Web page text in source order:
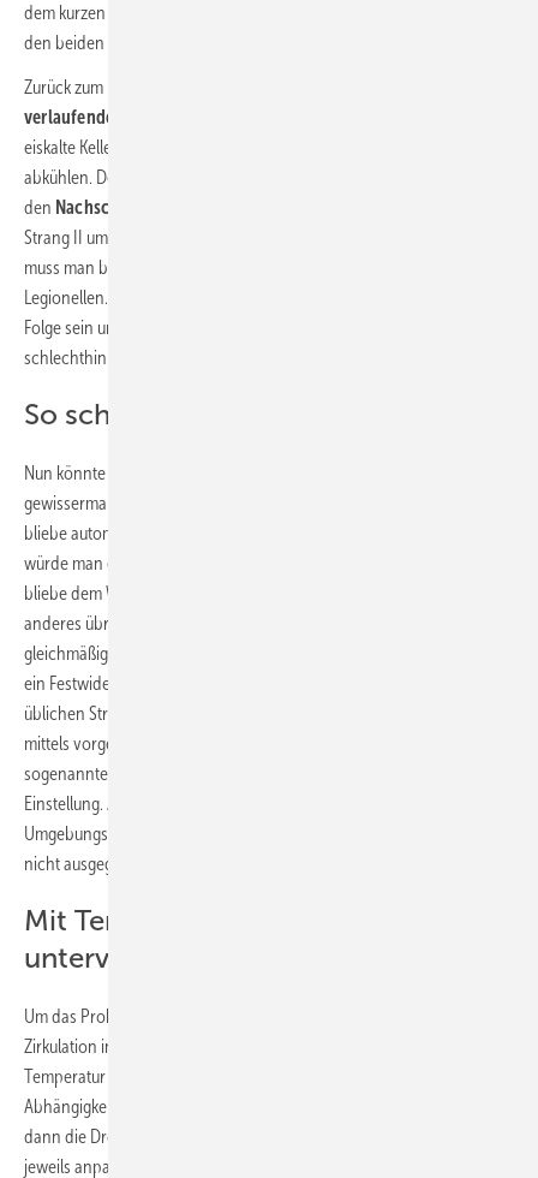
dem kurzen Stück Schlauch austreten, mit abnehmender Tendenz zu
den beiden längeren Stücken.
Zurück zum Drei-Stränge-Beispiel. Werden sämtliche
verlaufenden Kellerleitungen
eiskalte Keller geführt, so würden sich diese Leitungen naturgemäß
abkühlen. Der großzügig durchströmte Kreis zum Strang I würde durch
den Nachschub an Wärme
Strang II um 9 °C und der zum Strang III um 15 °C. Dieser Schieflage
muss man begegnen, ansonsten bliebe nur Strang I geschützt vor
Legionellen. Ein mittleres Hygieneproblem
Folge sein und der Strang III wäre die Brutstätte für Legionellen
schlechthin.
So schaffen Sie Abhilfe
Nun könnte man den Weg durch den Kreislauf I verengen,
gewissermaßen also den
bliebe automatisch mehr übrig für die Stränge II und III. Den Strang II
würde man ebenfalls drosseln, aber nicht so heftig wie Strang I. So
bliebe dem Wasser in den dann gleichberechtigten Strängen nichts
anderes übrig, als sich aufzuteilen und bei gleichen Druckverlusten
gleichmäßig durch die Stränge zu ziehen. Hierzu wäre beispielsweise
ein Festwiderstand in den Strängen einzubauen. Die ohnehin
üblichen Strangabsperrventile im Keller des Gebäudes könnten
mittels vorgegebener Werte gedrosselt werden. Dann hätte man
sogenannte
Einstellung. Äußere Einflüsse, wie beispielsweise abnehmende
Umgebungstemperaturen für die einzelnen Leitungsverläufe, würden
nicht ausgeglichen. Das ist nicht unbedingt und allzeit befriedigend.
Mit Temperaturtrick über- oder
unterversorgte Stränge anpassen
Um das Problem der
Zirkulation in den Griff zu bekommen, kann man natürlich auch die
Temperatur an den jeweils interessanten Stellen im System messen. In
Abhängigkeit von der jeweilig gemessenen Temperatur könnte man
dann die Drosselungen der über- oder unterversorgten Stränge
jeweils anpassen. Und genau das machen sogenannte